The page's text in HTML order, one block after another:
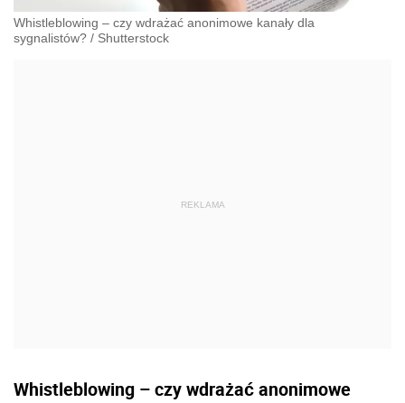
Whistleblowing – czy wdrażać anonimowe kanały dla
sygnalistów? / Shutterstock
Whistleblowing – czy wdrażać anonimowe